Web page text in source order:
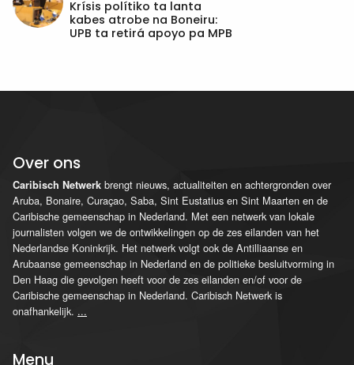
Krísis polítiko ta lanta
kabes atrobe na Boneiru:
UPB ta retirá apoyo pa MPB
Over ons
Caribisch Netwerk brengt nieuws, actualiteiten en achtergronden over
Aruba, Bonaire, Curaçao, Saba, Sint Eustatius en Sint Maarten en de
Caribische gemeenschap in Nederland. Met een netwerk van lokale
journalisten volgen we de ontwikkelingen op de zes eilanden van het
Nederlandse Koninkrijk. Het netwerk volgt ook de Antilliaanse en
Arubaanse gemeenschap in Nederland en de politieke besluitvorming in
Den Haag die gevolgen heeft voor de zes eilanden en/of voor de
Caribische gemeenschap in Nederland. Caribisch Netwerk is
onafhankelijk. ...
Menu